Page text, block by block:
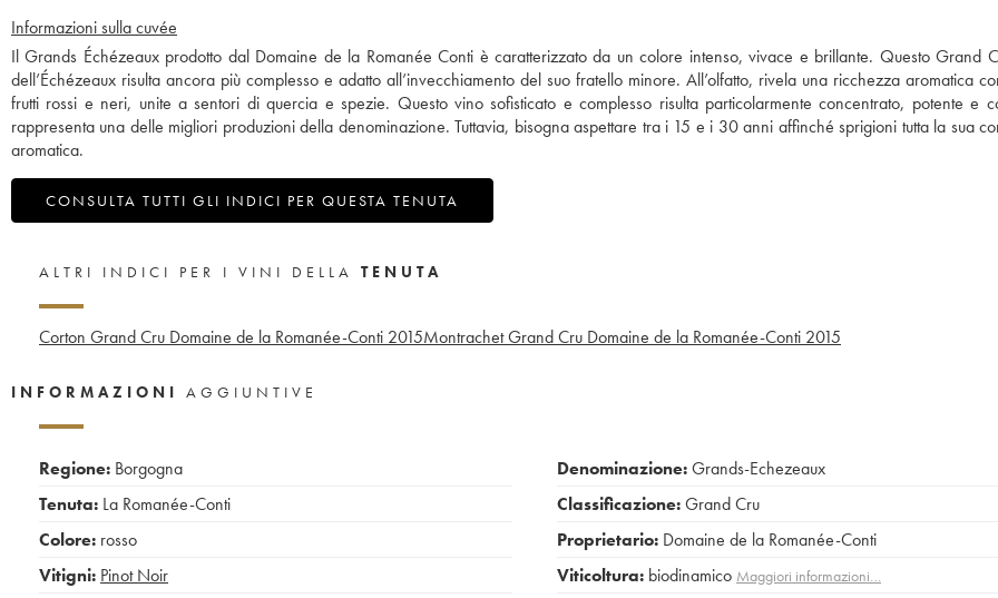
Informazioni sulla cuvée
Il Grands Échézeaux prodotto dal Domaine de la Romanée Conti è caratterizzato da un colore intenso, vivace e brillante. Questo Grand
dell’Échézeaux risulta ancora più complesso e adatto all’invecchiamento del suo fratello minore. All’olfatto, rivela una ricchezza aromatica
frutti rossi e neri, unite a sentori di quercia e spezie. Questo vino sofisticato e complesso risulta particolarmente concentrato, potente e
rappresenta una delle migliori produzioni della denominazione. Tuttavia, bisogna aspettare tra i 15 e i 30 anni affinché sprigioni tutta la sua
aromatica.
CONSULTA TUTTI GLI INDICI PER QUESTA TENUTA
ALTRI INDICI PER I VINI DELLA TENUTA
Corton Grand Cru Domaine de la Romanée-Conti 2015Montrachet Grand Cru Domaine de la Romanée-Conti 2015
INFORMAZIONI AGGIUNTIVE
Regione: Borgogna
Tenuta: La Romanée-Conti
Colore: rosso
Vitigni: Pinot Noir
Denominazione:Grands-Echezeaux
Classificazione:Grand Cru
Proprietario: Domaine de la Romanée-Conti
Viticoltura: biodinamico Maggiori informazioni…